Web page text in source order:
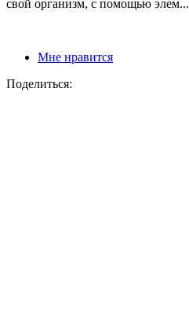
свой организм, с помощью элем...
Мне нравится
Поделиться: